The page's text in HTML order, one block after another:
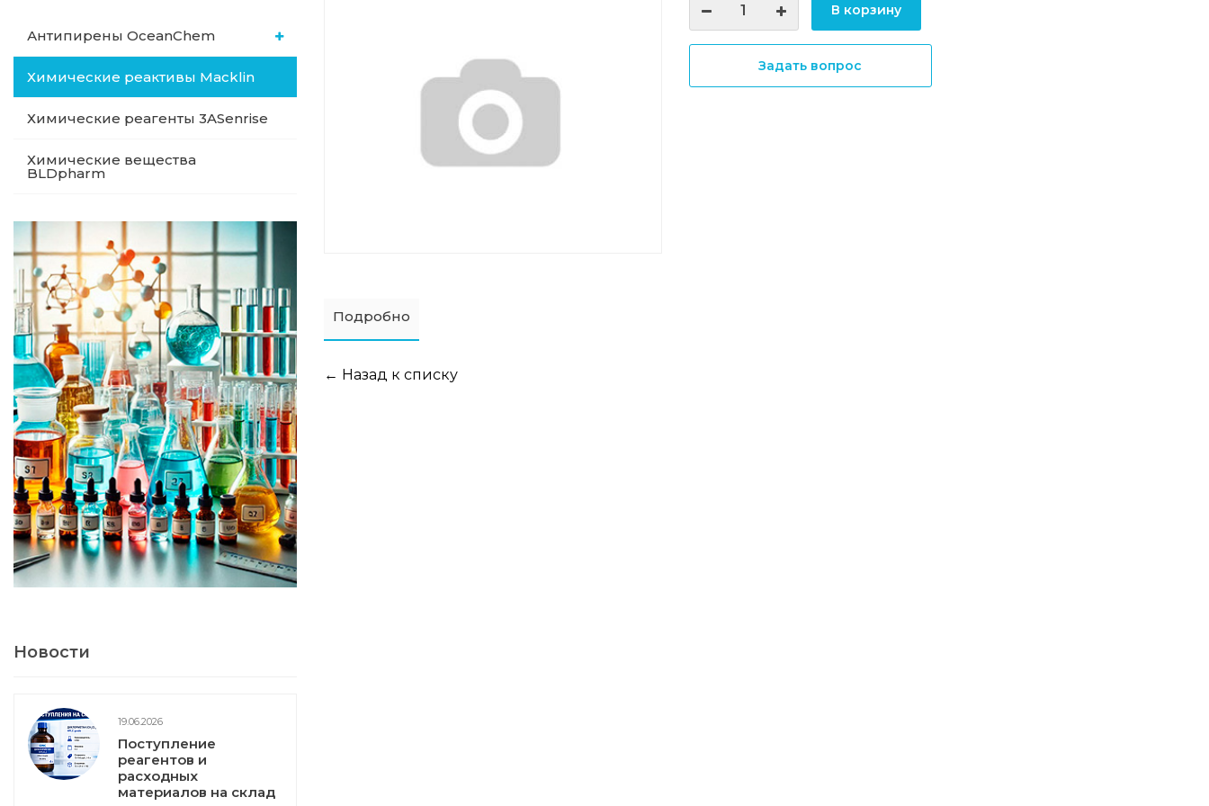
Антипирены OceanСhem
Химические реактивы Macklin
Химические реагенты 3ASenrise
Химические вещества
BLDpharm
Новости
19.06.2026
Поступление
реагентов и
расходных
материалов на склад
В корзину
Задать вопрос
Подробно
← Назад к списку